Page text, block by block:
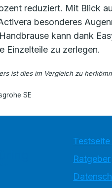
reduziert. Mit Blick
besonderes
kann dank
Einzelteile zu zerlegen.
ist dies im Vergleich zu
SE
Ratgeber